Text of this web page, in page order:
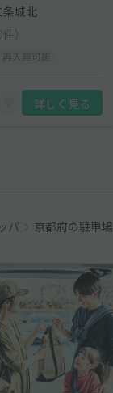
条城北
件）
詳しく見る
パ 京都府の駐車場